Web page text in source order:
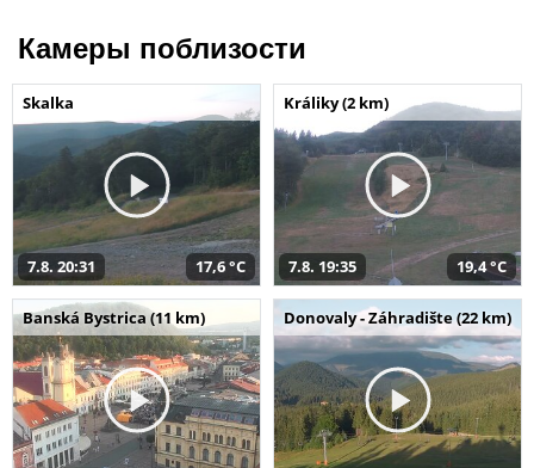
Камеры поблизости
Skalka
7.8. 20:31 17,6 °C
Králiky (2 km)
7.8. 19:35 19,4 °C
Banská Bystrica (11 km) Donovaly - Záhradište (22 km)